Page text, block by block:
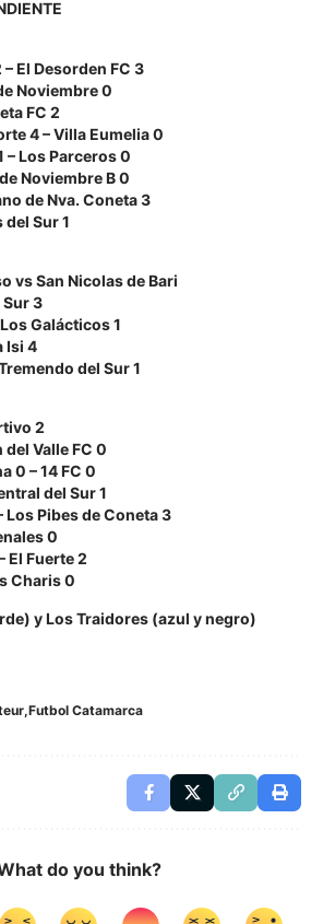
El Desorden FC 3
Noviembre 0
FC 2
4 – Villa Eumelia 0
– Los Parceros 0
Noviembre B 0
de Nva. Coneta 3
Sur 1
vs San Nicolas de Bari
Sur 3
Galácticos 1
Isi 4
del Sur 1
2
Valle FC 0
0 – 14 FC 0
del Sur 1
Los Pibes de Coneta 3
0
El Fuerte 2
Charis 0
y Los Traidores (azul y negro)
Futbol Catamarca
do you think?